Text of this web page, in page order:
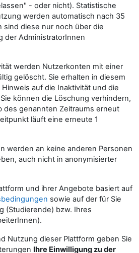
- oder nicht). Statistische
werden automatisch nach 35
sind diese nur noch über die
der AdministratorInnen
werden Nutzerkonten mit einer
gelöscht. Sie erhalten in diesem
auf die Inaktivität und die
können die Löschung verhindern,
des genannten Zeitraums erneut
läuft eine erneute 1
werden an keine anderen Personen
auch nicht in anonymisierter
und ihrer Angebote basiert auf
sowie auf der für Sie
(Studierende) bzw. Ihres
Nutzung dieser Plattform geben Sie
Ihre Einwilligung zu der